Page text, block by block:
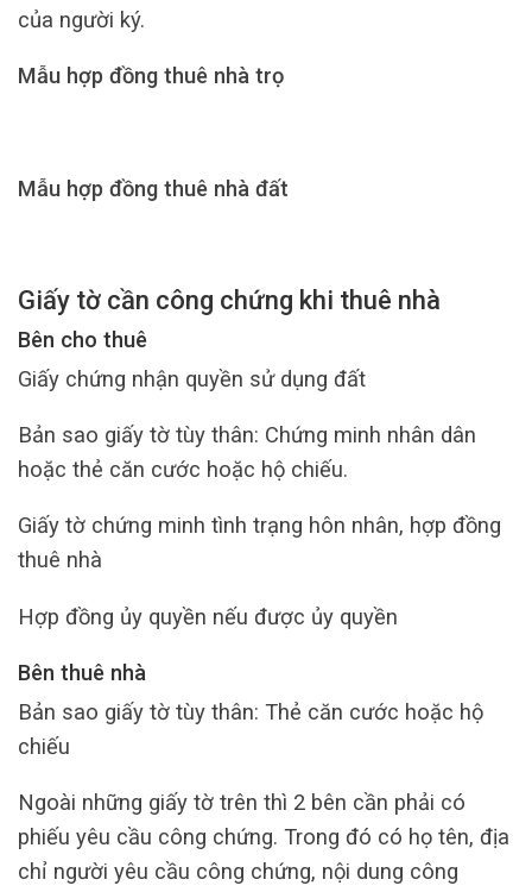
của người ký.
Mẫu hợp đồng thuê nhà trọ
Mẫu hợp đồng thuê nhà đất
Giấy tờ cần công chứng khi thuê nhà
Bên cho thuê
Giấy chứng nhận quyền sử dụng đất
Bản sao giấy tờ tùy thân: Chứng minh nhân dân
hoặc thẻ căn cước hoặc hộ chiếu.
Giấy tờ chứng minh tình trạng hôn nhân, hợp đồng
thuê nhà
Hợp đồng ủy quyền nếu được ủy quyền
Bên thuê nhà
Bản sao giấy tờ tùy thân: Thẻ căn cước hoặc hộ
chiếu
Ngoài những giấy tờ trên thì 2 bên cần phải có
phiếu yêu cầu công chứng. Trong đó có họ tên, địa
chỉ người yêu cầu công chứng, nội dung công